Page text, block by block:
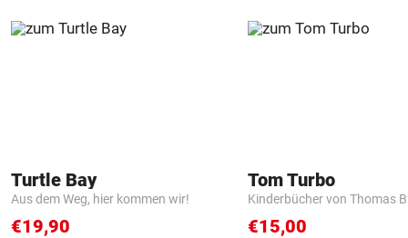
Turtle Bay
Aus dem Weg, hier kommen wir!
€19,90
Tom Turbo
Kinderbücher von Thomas
€15,00